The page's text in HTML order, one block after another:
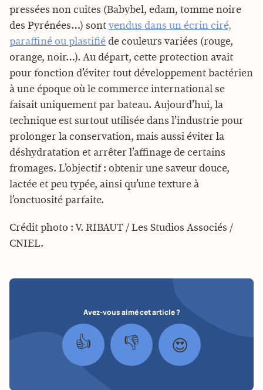
pressées non cuites (Babybel, edam, tomme noire
des Pyrénées…) sont vendus dans un écrin ciré,
paraffiné ou plastifié de couleurs variées (rouge,
orange, noir…). Au départ, cette protection avait
pour fonction d’éviter tout développement bactérien
à une époque où le commerce international se
faisait uniquement par bateau. Aujourd’hui, la
technique est surtout utilisée dans l’industrie pour
prolonger la conservation, mais aussi éviter la
déshydratation et arrêter l’affinage de certains
fromages. L’objectif : obtenir une saveur douce,
lactée et peu typée, ainsi qu’une texture à
l’onctuosité parfaite.
Crédit photo : V. RIBAUT / Les Studios Associés /
CNIEL.
Avez-vous aimé cet article ?
👍 👎 😍